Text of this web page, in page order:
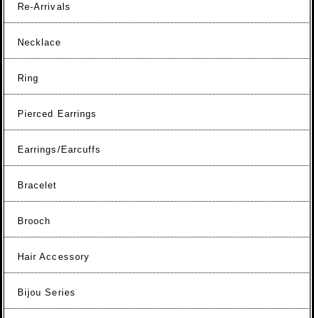
Re-Arrivals
Necklace
Ring
Pierced Earrings
Earrings/Earcuffs
Bracelet
Brooch
Hair Accessory
Bijou Series